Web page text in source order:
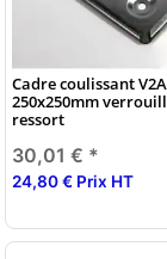
Cadre coulissant V2A
250x250mm
ressort
30,01 € *
24,80 € Prix HT